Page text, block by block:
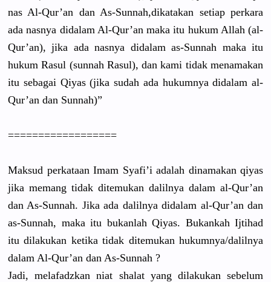
nas Al-Qur’an dan As-Sunnah,dikatakan setiap perkara
ada nasnya didalam Al-Qur’an maka itu hukum Allah (al-
Qur’an), jika ada nasnya didalam as-Sunnah maka itu
hukum Rasul (sunnah Rasul), dan kami tidak menamakan
itu sebagai Qiyas (jika sudah ada hukumnya didalam al-
Qur’an dan Sunnah)”
==================
Maksud perkataan Imam Syafi’i adalah dinamakan qiyas
jika memang tidak ditemukan dalilnya dalam al-Qur’an
dan As-Sunnah. Jika ada dalilnya didalam al-Qur’an dan
as-Sunnah, maka itu bukanlah Qiyas. Bukankah Ijtihad
itu dilakukan ketika tidak ditemukan hukumnya/dalilnya
dalam Al-Qur’an dan As-Sunnah ?
Jadi, melafadzkan niat shalat yang dilakukan sebelum